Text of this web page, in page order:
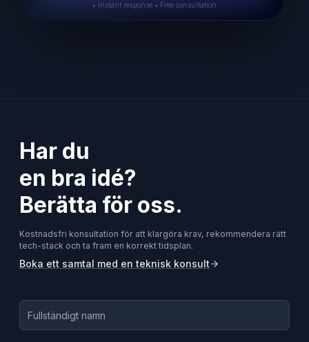
• Instant response • Free consultation
Har du
en bra idé?
Berätta för oss.
Kostnadsfri konsultation för att klargöra krav, rekommendera rätt
tech-stack och ta fram en korrekt tidsplan.
Boka ett samtal med en teknisk konsult